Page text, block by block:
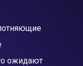
ожидают